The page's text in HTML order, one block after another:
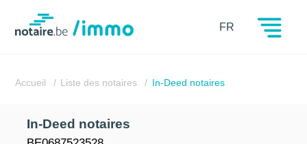
Notaire.be FR
Accueil Liste des notaires In-Deed notaires
In-Deed notaires